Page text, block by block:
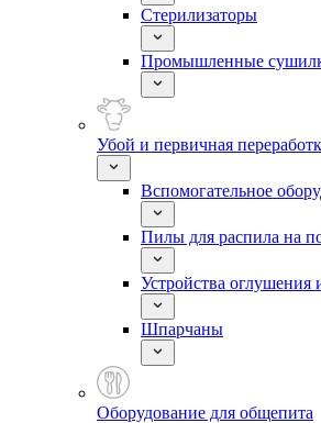
Стерилизаторы
Промышленные
Убой и первичная
Вспомогательное
Пилы для распила на
Устройства оглушения
Шпарчаны
Оборудование для общепита